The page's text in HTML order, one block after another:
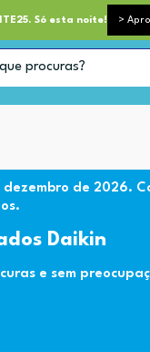
Só esta noite! >
Entrega pequeno
de 2026.
Daikin
e sem